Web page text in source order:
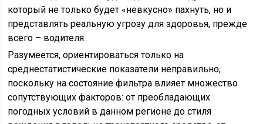
который не только будет «невкусно» пахнуть, но и
представлять реальную угрозу для здоровья, прежде
всего – водителя.
Разумеется, ориентироваться только на
среднестатистические показатели неправильно,
поскольку на состояние фильтра влияет множество
сопутствующих факторов: от преобладающих
погодных условий в данном регионе до стиля